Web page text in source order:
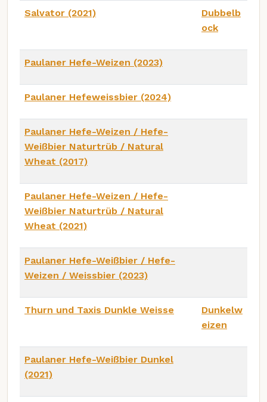
Salvator (2021)
Dubbelb
ock
Paulaner Hefe-Weizen (2023)
Paulaner Hefeweissbier (2024)
Paulaner Hefe-Weizen / Hefe-
Weißbier Naturtrüb / Natural
Wheat (2017)
Paulaner Hefe-Weizen / Hefe-
Weißbier Naturtrüb / Natural
Wheat (2021)
Paulaner Hefe-Weißbier / Hefe-
Weizen / Weissbier (2023)
Thurn und Taxis Dunkle Weisse
Dunkelw
eizen
Paulaner Hefe-Weißbier Dunkel
(2021)